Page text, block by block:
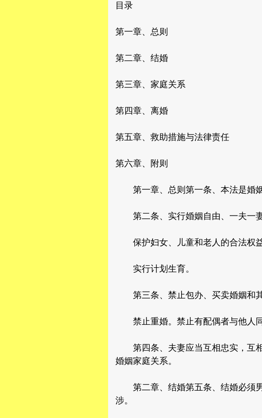
目录
第一章、总则
第二章、结婚
第三章、家庭关系
第四章、离婚
第五章、救助措施与法律责任
第六章、附则
第一章、总则第一条、本法是婚姻
第二条、实行婚姻自由、一夫一妻
保护妇女、儿童和老人的合法权益
实行计划生育。
第三条、禁止包办、买卖婚姻和其
禁止重婚。禁止有配偶者与他人同
第四条、夫妻应当互相忠实，互相
婚姻家庭关系。
第二章、结婚第五条、结婚必须男
涉。